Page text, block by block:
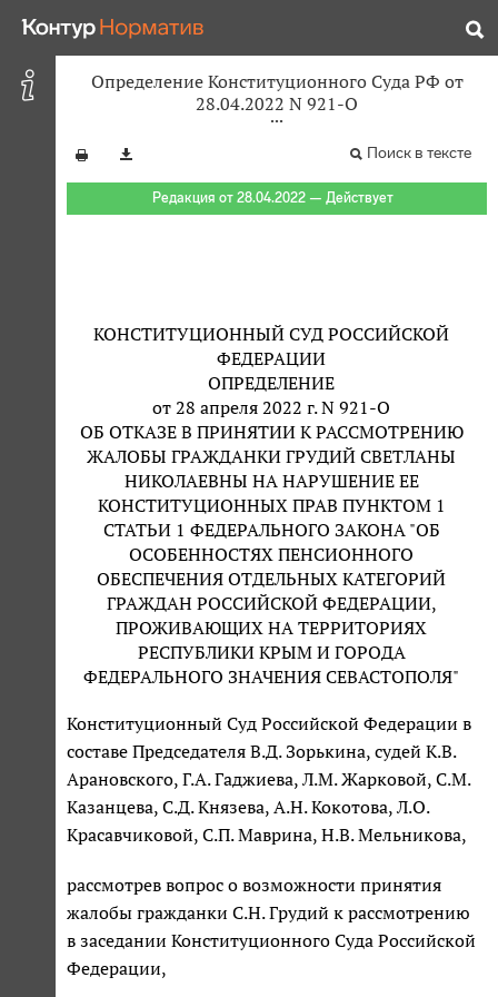
Определение Конституционного Суда РФ от
28.04.2022 N 921-О
Поиск в тексте
Редакция от 28.04.2022 — Действует
КОНСТИТУЦИОННЫЙ СУД РОССИЙСКОЙ
ФЕДЕРАЦИИ
ОПРЕДЕЛЕНИЕ
от 28 апреля 2022 г. N 921-О
ОБ ОТКАЗЕ В ПРИНЯТИИ К РАССМОТРЕНИЮ
ЖАЛОБЫ ГРАЖДАНКИ ГРУДИЙ СВЕТЛАНЫ
НИКОЛАЕВНЫ НА НАРУШЕНИЕ ЕЕ
КОНСТИТУЦИОННЫХ ПРАВ ПУНКТОМ 1
СТАТЬИ 1 ФЕДЕРАЛЬНОГО ЗАКОНА "ОБ
ОСОБЕННОСТЯХ ПЕНСИОННОГО
ОБЕСПЕЧЕНИЯ ОТДЕЛЬНЫХ КАТЕГОРИЙ
ГРАЖДАН РОССИЙСКОЙ ФЕДЕРАЦИИ,
ПРОЖИВАЮЩИХ НА ТЕРРИТОРИЯХ
РЕСПУБЛИКИ КРЫМ И ГОРОДА
ФЕДЕРАЛЬНОГО ЗНАЧЕНИЯ СЕВАСТОПОЛЯ"
Конституционный Суд Российской Федерации в
составе Председателя В.Д. Зорькина, судей К.В.
Арановского, Г.А. Гаджиева, Л.М. Жарковой, С.М.
Казанцева, С.Д. Князева, А.Н. Кокотова, Л.О.
Красавчиковой, С.П. Маврина, Н.В. Мельникова,
рассмотрев вопрос о возможности принятия
жалобы гражданки С.Н. Грудий к рассмотрению
в заседании Конституционного Суда Российской
Федерации,